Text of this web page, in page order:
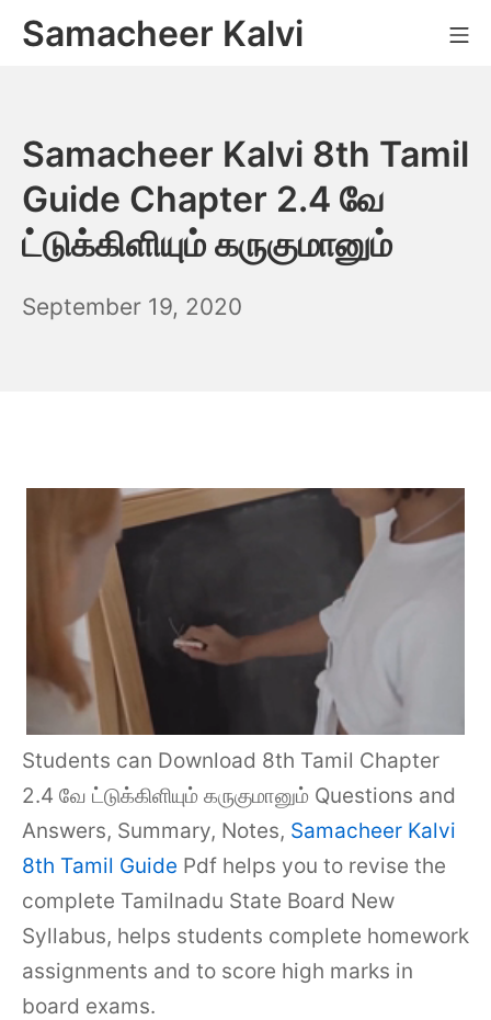
SkipSamacheer Kalvi
Samacheer Kalvi 8th Tamil
Guide Chapter 2.4 வே
ட்டுக்கிளியும் கருகுமானும்
September 19, 2020
Students can Download 8th Tamil Chapter
2.4 வே ட்டுக்கிளியும் கருகுமானும் Questions and
Answers, Summary, Notes, Samacheer Kalvi
8th Tamil Guide Pdf helps you to revise the
complete Tamilnadu State Board New
Syllabus, helps students complete homework
assignments and to score high marks in
board exams.